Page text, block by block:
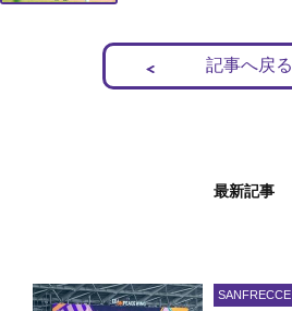
記事へ戻る
最新記事
SANFRECCE